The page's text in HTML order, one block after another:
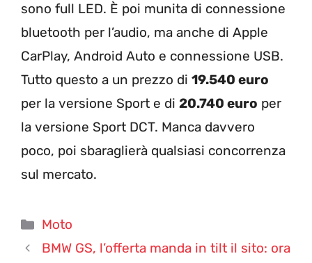
sono full LED. È poi munita di connessione
bluetooth per l’audio, ma anche di Apple
CarPlay, Android Auto e connessione USB.
Tutto questo a un prezzo di 19.540 euro
per la versione Sport e di 20.740 euro per
la versione Sport DCT. Manca davvero
poco, poi sbaraglierà qualsiasi concorrenza
sul mercato.
Categorie
Moto
BMW GS, l’offerta manda in tilt il sito: ora